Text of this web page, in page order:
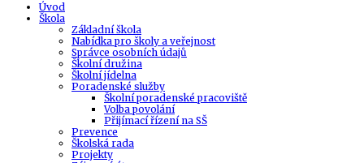
Úvod
Škola
Základní škola
Nabídka pro školy a veřejnost
Správce osobních údajů
Školní družina
Školní jídelna
Poradenské služby
Školní poradenské pracoviště
Volba povolání
Přijímací řízení na SŠ
Prevence
Školská rada
Projekty